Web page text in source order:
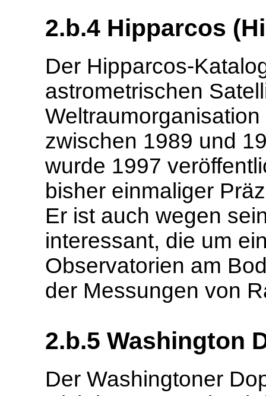
2.b.4 Hipparcos
Der Hipparcos-
astrometrischen
zwischen 1989 und
wurde 1997
bisher einmaliger
Er ist auch wegen
interessant, die um
Observatorien am
der Messungen von
2.b.5 Washington
Der Washingtoner